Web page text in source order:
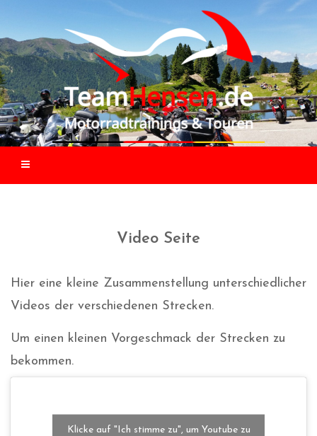
Video Seite
Hier eine kleine Zusammenstellung unterschiedlicher
Videos der verschiedenen Strecken.
Um einen kleinen Vorgeschmack der Strecken zu
bekommen.
Klicke auf "Ich stimme zu", um Youtube zu